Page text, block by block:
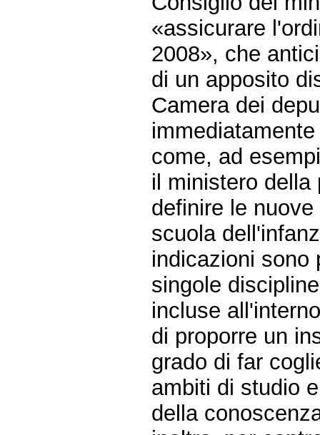
«assicurare
2008», che
di un apposito
Camera dei
come, ad
il ministero della
definire le
scuola
indicazioni sono
singole
incluse
di proporre un
grado di far
ambiti di studio
della